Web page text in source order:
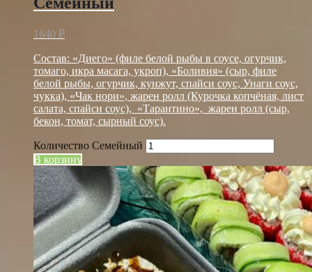
1640 ₽
Состав: «Диего» (филе белой рыбы в соусе, огурчик,
томаго, икра масага, укроп), «Боливия» (сыр, филе
белой рыбы, огурчик, кунжут, спайси соус, Унаги соус,
чукка), «Чак нори», жарен ролл (Курочка копчёная, лист
салата, спайси соус), «Тарантино», жарен ролл (сыр,
бекон, томат, сырный соус).
Количество Семейный
В корзину